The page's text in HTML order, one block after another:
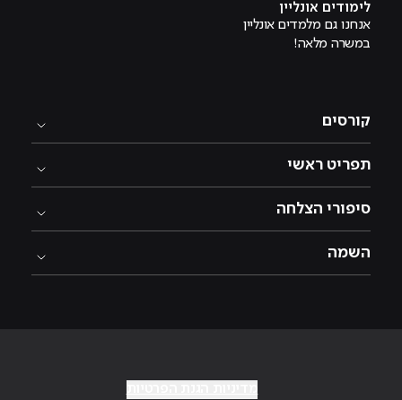
לימודים אונליין
אנחנו גם מלמדים אונליין
במשרה מלאה!
קורסים
תפריט ראשי
סיפורי הצלחה
השמה